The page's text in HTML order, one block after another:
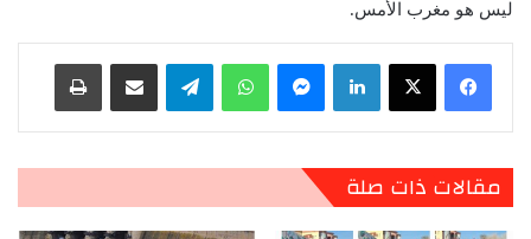
ليس هو مغرب الأمس.
لينكدإن ماسنجر واتساب تيلقرام مشاركة عبر البريد طباعة
مقالات ذات صلة